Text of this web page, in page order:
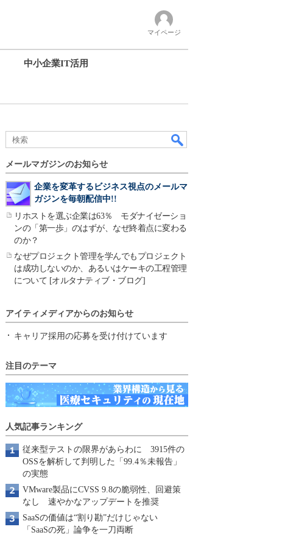
マイページ
中小企業IT活用
メールマガジンのお知らせ
企業を変革するビジネス視点のメールマ
ガジンを毎朝配信中!!
リホストを選ぶ企業は63％ モダナイゼーショ
ンの「第一歩」のはずが、なぜ終着点に変わる
のか？
なぜプロジェクト管理を学んでもプロジェクト
は成功しないのか、あるいはケーキの工程管理
について [オルタナティブ・ブログ]
アイティメディアからのお知らせ
キャリア採用の応募を受け付けています
注目のテーマ
人気記事ランキング
従来型テストの限界があらわに 3915件の
OSSを解析して判明した「99.4％未報告」
の実態
VMware製品にCVSS 9.8の脆弱性、回避策
なし 速やかなアップデートを推奨
SaaSの価値は“割り勘”だけじゃない
「SaaSの死」論争を一刀両断